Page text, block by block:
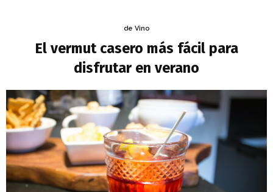
de Vino
El vermut casero más fácil para
disfrutar en verano